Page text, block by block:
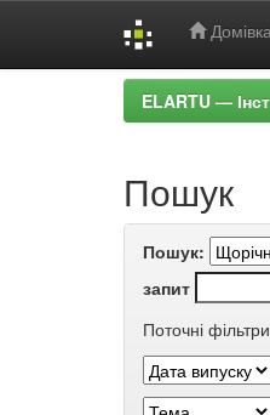
ELARTU —
Пошук
Пошук:
запит
Поточні